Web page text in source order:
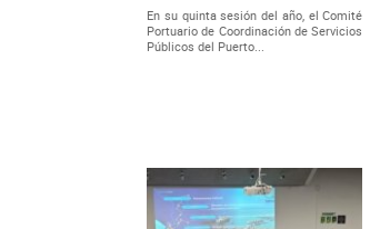
En su quinta sesión del año, el Comité
Portuario de Coordinación de Servicios
Públicos del Puerto...